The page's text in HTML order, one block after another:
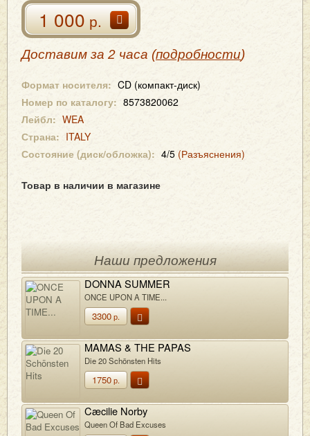
1 000р.
Доставим за 2 часа (подробности)
Формат носителя: CD (компакт-диск)
Номер по каталогу: 8573820062
Лейбл: WEA
Страна: ITALY
Состояние (диск/обложка): 4/5 (Разъяснения)
Товар в наличии в магазине
Наши предложения
DONNA SUMMER
ONCE UPON A TIME...
3300р.
MAMAS & THE PAPAS
Die 20 Schönsten Hits
1750р.
Cæcilie Norby
Queen Of Bad Excuses